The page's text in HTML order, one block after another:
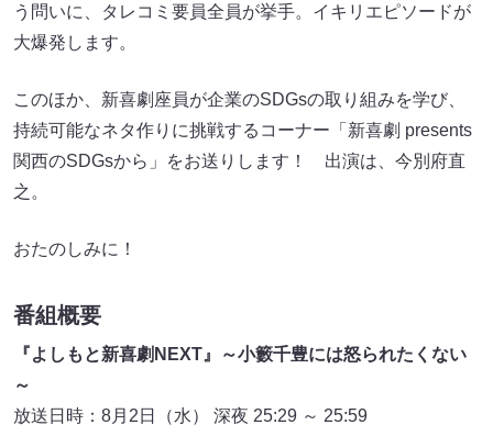
う問いに、タレコミ要員全員が挙手。イキリエピソードが
大爆発します。
このほか、新喜劇座員が企業のSDGsの取り組みを学び、
持続可能なネタ作りに挑戦するコーナー「新喜劇 presents
関西のSDGsから」をお送りします！ 出演は、今別府直
之。
おたのしみに！
番組概要
『よしもと新喜劇NEXT』～小籔千豊には怒られたくない
～
放送日時：8月2日（水） 深夜 25:29 ～ 25:59